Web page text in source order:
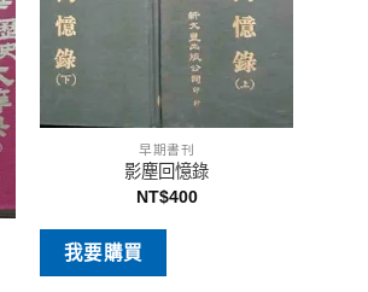
早期書刊
影塵回憶錄
NT$400
我要購買